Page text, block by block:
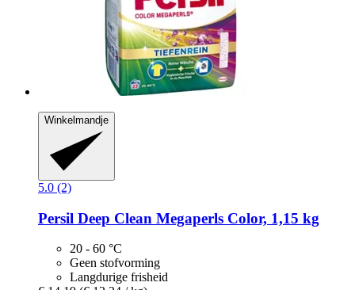
Winkelmandje
5.0 (2)
Persil Deep Clean Megaperls Color, 1,15 kg
20 - 60 °C
Geen stofvorming
Langdurige frisheid